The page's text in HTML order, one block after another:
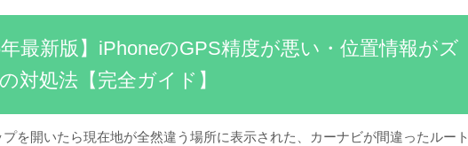
年最新版】iPhoneのGPS精度が悪い・位置情報がズ
対処法【完全ガイド】
を開いたら現在地が全然違う場所に表示された、カーナビが間違ったルート